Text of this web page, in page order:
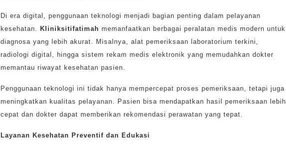
Di era digital, penggunaan teknologi menjadi bagian penting dalam pelayanan
kesehatan. Kliniksitifatimah memanfaatkan berbagai peralatan medis modern untuk
diagnosa yang lebih akurat. Misalnya, alat pemeriksaan laboratorium terkini,
radiologi digital, hingga sistem rekam medis elektronik yang memudahkan dokter
memantau riwayat kesehatan pasien.
Penggunaan teknologi ini tidak hanya mempercepat proses pemeriksaan, tetapi juga
meningkatkan kualitas pelayanan. Pasien bisa mendapatkan hasil pemeriksaan lebih
cepat dan dokter dapat memberikan rekomendasi perawatan yang tepat.
Layanan Kesehatan Preventif dan Edukasi